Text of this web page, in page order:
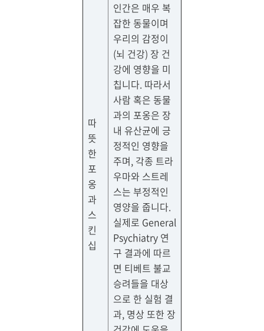
따
뜻
한
포
옹
과
스
킨
십
인간은 매우 복
잡한 동물이며
우리의 감정이
(뇌 건강) 장 건
강에 영향을 미
칩니다. 따라서
사람 혹은 동물
과의 포옹은 장
내 유산균에 긍
정적인 영향을
주며, 각종 트라
우마와 스트레
스는 부정적인
영양을 줍니다.
실제로 General
Psychiatry 연
구 결과에 따르
면 티베트 불교
승려들을 대상
으로 한 실험 결
과, 명상 또한 장